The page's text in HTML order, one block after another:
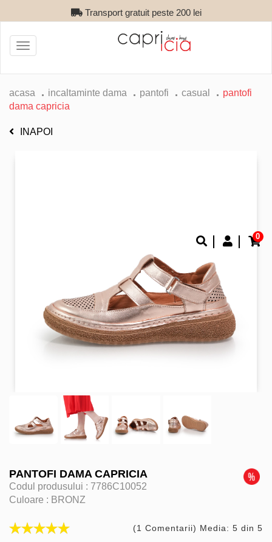
Transport gratuit peste 200 lei
0
Toggle
navigation
acasa incaltaminte dama pantofi casual
pantofi
dama capricia
INAPOI
PANTOFI DAMA CAPRICIA
Codul produsului : 7786C10052
Culoare : BRONZ
(1 Comentarii) Media: 5 din 5